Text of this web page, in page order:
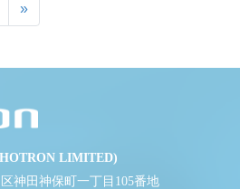
»
LIMITED)
神田神保町一丁目105番地